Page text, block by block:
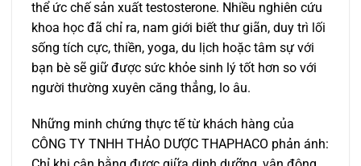
thể ức chế sản xuất testosterone. Nhiều nghiên cứu
khoa học đã chỉ ra, nam giới biết thư giãn, duy trì lối
sống tích cực, thiền, yoga, du lịch hoặc tâm sự với
bạn bè sẽ giữ được sức khỏe sinh lý tốt hơn so với
người thường xuyên căng thẳng, lo âu.
Những minh chứng thực tế từ khách hàng của
CÔNG TY TNHH THẢO DƯỢC THAPHACO phản ánh: